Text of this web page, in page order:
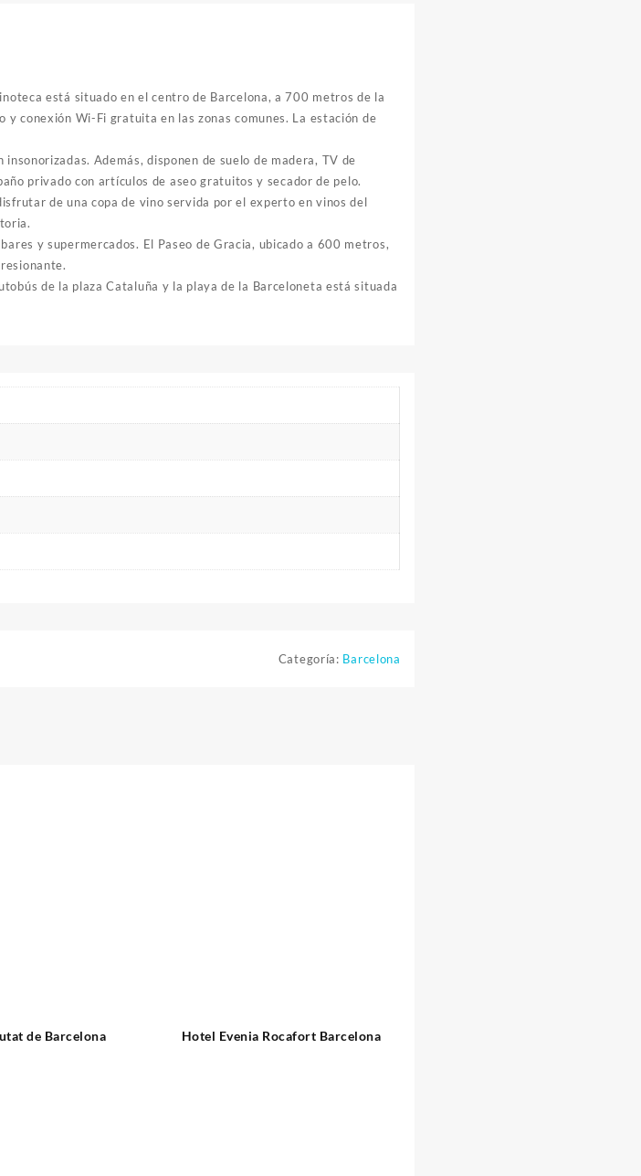
está situado en el centro de Barcelona, ​​a 700 metros de la
conexión Wi-Fi gratuita en las zonas comunes. La estación de
Además, disponen de suelo de madera, TV de
privado con artículos de aseo gratuitos y secador de pelo.
de una copa de vino servida por el experto en vinos del
y supermercados. El Paseo de Gracia, ubicado a 600 metros,
de la plaza Cataluña y la playa de la Barceloneta está situada
Categoría: Barcelona
de Barcelona Hotel Evenia Rocafort Barcelona